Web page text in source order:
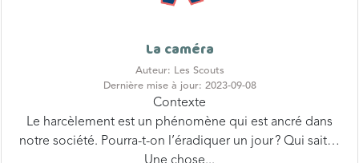
Auteur: Les Scouts
Contexte
Le harcèlement est un phénomène qui est ancré dans
notre société. Pourra-t-on l’éradiquer un jour ? Qui sait…
Une chose...